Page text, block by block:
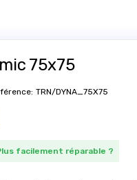
75x75
TRN/DYNA_75X75
facilement réparable ?